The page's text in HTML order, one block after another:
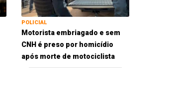
POLICIAL
Motorista embriagado e sem
CNH é preso por homicídio
após morte de motociclista